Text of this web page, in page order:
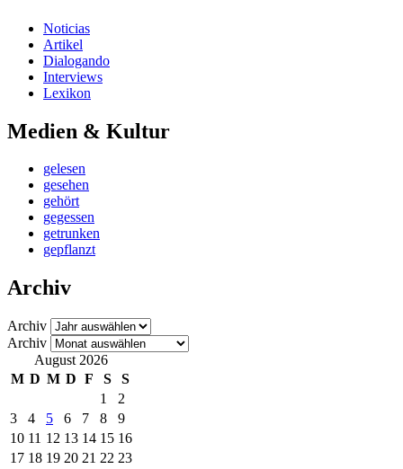
Noticias
Artikel
Dialogando
Interviews
Lexikon
Medien & Kultur
gelesen
gesehen
gehört
gegessen
getrunken
gepflanzt
Archiv
Archiv
Archiv
August 2026
M D M D F S
S
1
2
3
4 5 6 7 8
9
10 11 12 13 14 15 16
17 18 19 20 21 22 23